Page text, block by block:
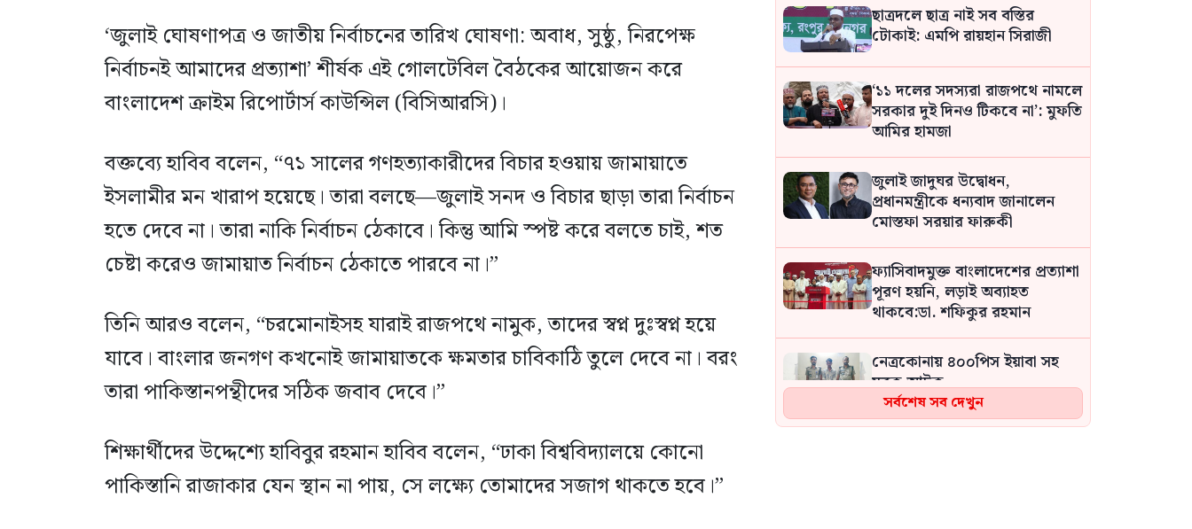
‘জুলাই ঘোষণাপত্র ও জাতীয় নির্বাচনের তারিখ ঘোষণা: অবাধ, সুষ্ঠু, নিরপেক্ষ
নির্বাচনই আমাদের প্রত্যাশা’ শীর্ষক এই গোলটেবিল বৈঠকের আয়োজন করে
বাংলাদেশ ক্রাইম রিপোর্টার্স কাউন্সিল (বিসিআরসি)।
বক্তব্যে হাবিব বলেন, “৭১ সালের গণহত্যাকারীদের বিচার হওয়ায় জামায়াতে
ইসলামীর মন খারাপ হয়েছে। তারা বলছে—জুলাই সনদ ও বিচার ছাড়া তারা নির্বাচন
হতে দেবে না। তারা নাকি নির্বাচন ঠেকাবে। কিন্তু আমি স্পষ্ট করে বলতে চাই, শত
চেষ্টা করেও জামায়াত নির্বাচন ঠেকাতে পারবে না।”
তিনি আরও বলেন, “চরমোনাইসহ যারাই রাজপথে নামুক, তাদের স্বপ্ন দুঃস্বপ্ন হয়ে
যাবে। বাংলার জনগণ কখনোই জামায়াতকে ক্ষমতার চাবিকাঠি তুলে দেবে না। বরং
তারা পাকিস্তানপন্থীদের সঠিক জবাব দেবে।”
শিক্ষার্থীদের উদ্দেশ্যে হাবিবুর রহমান হাবিব বলেন, “ঢাকা বিশ্ববিদ্যালয়ে কোনো
পাকিস্তানি রাজাকার যেন স্থান না পায়, সে লক্ষ্যে তোমাদের সজাগ থাকতে হবে।”
ছাত্রদলে ছাত্র নাই সব বস্তির
টোকাই: এমপি রায়হান সিরাজী
‘১১ দলের সদস্যরা রাজপথে নামলে
সরকার দুই দিনও টিকবে না’: মুফতি
আমির হামজা
জুলাই জাদুঘর উদ্বোধন,
প্রধানমন্ত্রীকে ধন্যবাদ জানালেন
মোস্তফা সরয়ার ফারুকী
ফ্যাসিবাদমুক্ত বাংলাদেশের প্রত্যাশা
পূরণ হয়নি, লড়াই অব্যাহত
থাকবে:ডা. শফিকুর রহমান
নেত্রকোনায় ৪০০পিস ইয়াবা সহ
যুবক আটক
সর্বশেষ সব দেখুন